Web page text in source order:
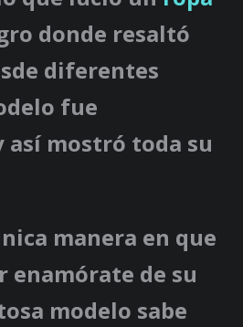
donde resaltó
diferentes
fue
mostró toda su
manera en que
enamórate de su
modelo sabe